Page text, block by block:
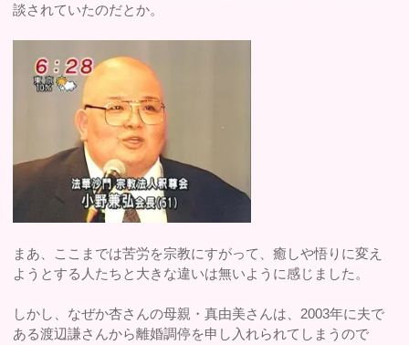
談されていたのだとか。
まあ、ここまでは苦労を宗教にすがって、癒しや悟りに変え
ようとする人たちと大きな違いは無いように感じました。
しかし、なぜか杏さんの母親・真由美さんは、2003年に夫で
ある渡辺謙さんから離婚調停を申し入れられてしまうので